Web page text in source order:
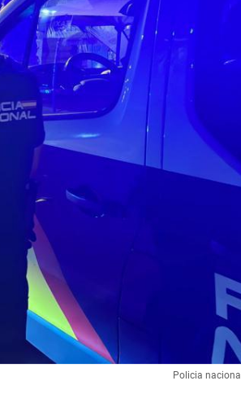
Policia nacional